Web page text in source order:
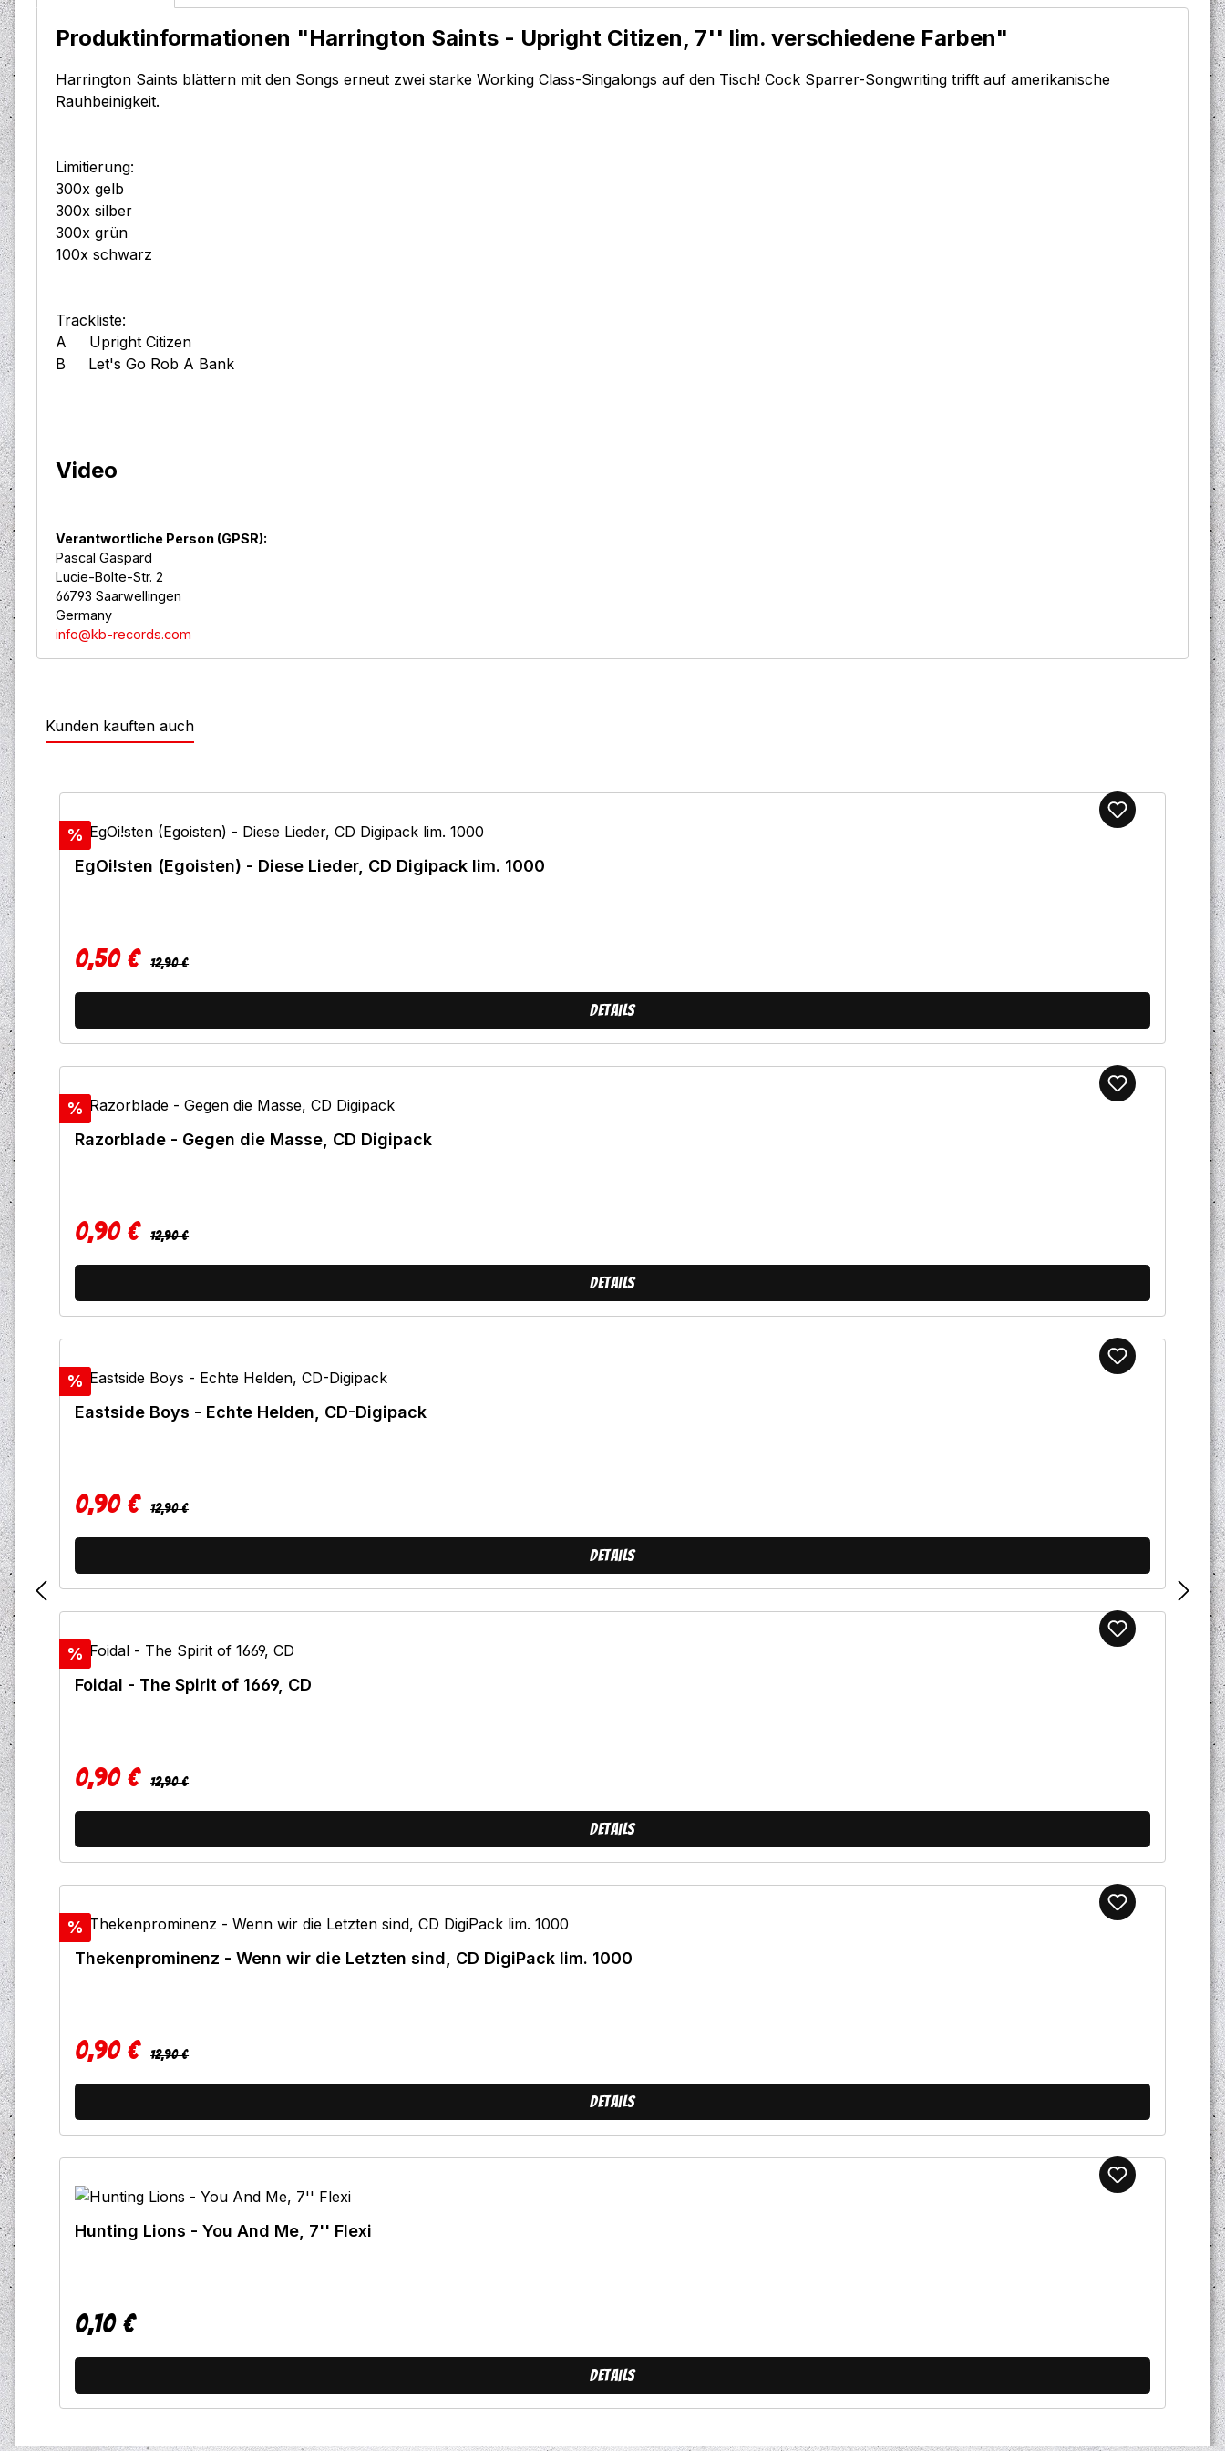
Produktinformationen "Harrington Saints - Upright Citizen, 7'' lim. verschiedene Farben"
Harrington Saints blättern mit den Songs erneut zwei starke Working Class-Singalongs auf den Tisch! Cock Sparrer-Songwriting trifft auf amerikanische
Rauhbeinigkeit.
Limitierung:
300x gelb
300x silber
300x grün
100x schwarz
Trackliste:
A Upright Citizen
B Let's Go Rob A Bank
Video
Verantwortliche Person (GPSR):
Pascal Gaspard
Lucie-Bolte-Str. 2
66793 Saarwellingen
Germany
info@kb-records.com
Kunden kauften auch
Rabatt
%
EgOi!sten (Egoisten) - Diese Lieder, CD Digipack lim. 1000
Verkaufspreis:
0,50 € Regulärer Preis:
12,90 €
Details
Rabatt
%
Razorblade - Gegen die Masse, CD Digipack
Verkaufspreis:
0,90 € Regulärer Preis:
12,90 €
Details
Rabatt
%
Eastside Boys - Echte Helden, CD-Digipack
Verkaufspreis:
0,90 € Regulärer Preis:
12,90 €
Details
Rabatt
%
Foidal - The Spirit of 1669, CD
Verkaufspreis:
0,90 € Regulärer Preis:
12,90 €
Details
Rabatt
%
Thekenprominenz - Wenn wir die Letzten sind, CD DigiPack lim. 1000
Verkaufspreis:
0,90 € Regulärer Preis:
12,90 €
Details
Hunting Lions - You And Me, 7'' Flexi
Regulärer Preis:
0,10 €
Details